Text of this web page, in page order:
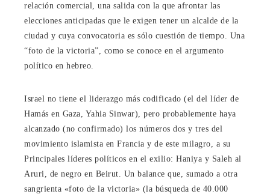
relación comercial, una salida con la que afrontar las
elecciones anticipadas que le exigen tener un alcalde de la
ciudad y cuya convocatoria es sólo cuestión de tiempo. Una
“foto de la victoria”, como se conoce en el argumento
político en hebreo.
Israel no tiene el liderazgo más codificado (el del líder de
Hamás en Gaza, Yahia Sinwar), pero probablemente haya
alcanzado (no confirmado) los números dos y tres del
movimiento islamista en Francia y de este milagro, a su
Principales líderes políticos en el exilio: Haniya y Saleh al
Aruri, de negro en Beirut. Un balance que, sumado a otra
sangrienta «foto de la victoria» (la búsqueda de 40.000